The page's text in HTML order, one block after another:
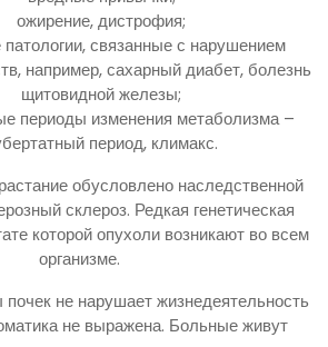
ожирение, дистрофия;
связанные с нарушением
например, сахарный диабет, болезнь
щитовидной железы;
периоды изменения метаболизма –
период, климакс.
обусловлено наследственной
склероз. Редкая генетическая
которой опухоли возникают во всем
организме.
не нарушает жизнедеятельность
не выражена. Больные живут